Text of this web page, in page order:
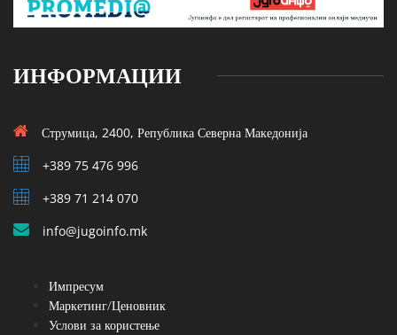
ИНФОРМАЦИИ
Струмица, 2400, Република Северна Македонија
+389 75 476 996
+389 71 214 070
info@jugoinfo.mk
Импресум
Маркетинг/Ценовник
Услови за користење